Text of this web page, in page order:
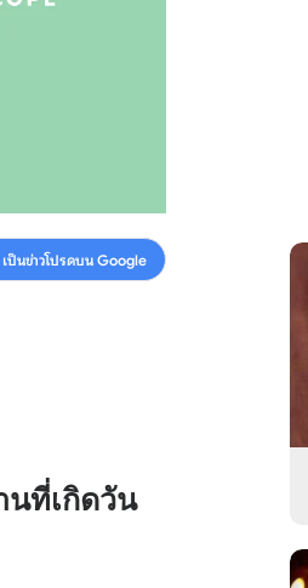
ป็นข่าวโปรดบน Google
นที่เกิดวัน